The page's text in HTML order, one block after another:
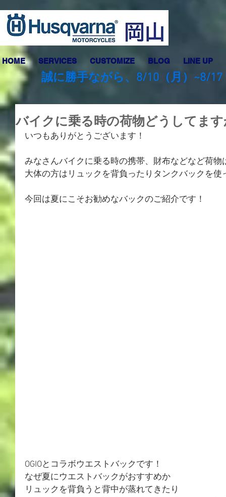
HOME SERVICES CUSTOMIZE BLOG LINE UP
誠に勝手ながら、8/10（月）~8/
バイクに乗る時の荷物どうしてま
いつもありがとうございます！
みなさんバイクに乗る時の携帯、財布などなど荷物
大体の方はリュックを背負ったりタンクバックを
今回は夏にこそお勧めなバックのご紹介です！
OGIOとコラボウエストバックです！
なぜ夏にウエストバックがおすすめか
リュックを背負うと背中が蒸れてきたり